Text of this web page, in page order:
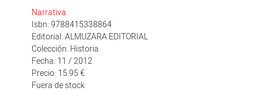
Narrativa
Isbn: 9788415338864
Editorial: ALMUZARA EDITORIAL
Colección: Historia
Fecha: 11 / 2012
Precio: 15.95 €
Fuera de stock